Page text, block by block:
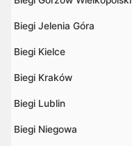
Biegi Jelenia Góra
Biegi Kielce
Biegi Kraków
Biegi Lublin
Biegi Niegowa